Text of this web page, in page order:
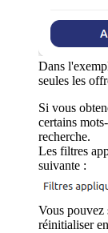
Dans
seules les
Si vous
certains
recherche.
Les filtres
suivante :
Vous pouvez
réinitialiser